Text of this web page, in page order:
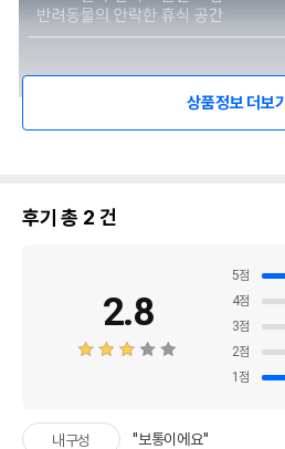
상품정보 더보기
후기 총 2 건
2.8
5점
4점
3점
2점
1 점
내구성 "보통이에요"